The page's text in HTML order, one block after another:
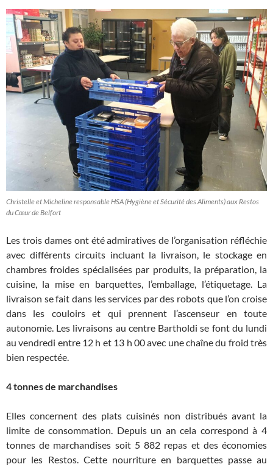
Christelle et Micheline responsable HSA (Hygiène et Sécurité des Aliments) aux Restos
du Cœur de Belfort
Les trois dames ont été admiratives de l’organisation réfléchie
avec différents circuits incluant la livraison, le stockage en
chambres froides spécialisées par produits, la préparation, la
cuisine, la mise en barquettes, l’emballage, l’étiquetage. La
livraison se fait dans les services par des robots que l’on croise
dans les couloirs et qui prennent l’ascenseur en toute
autonomie. Les livraisons au centre Bartholdi se font du lundi
au vendredi entre 12 h et 13 h 00 avec une chaîne du froid très
bien respectée.
4 tonnes de marchandises
Elles concernent des plats cuisinés non distribués avant la
limite de consommation. Depuis un an cela correspond à 4
tonnes de marchandises soit 5 882 repas et des économies
pour les Restos. Cette nourriture en barquettes passe au